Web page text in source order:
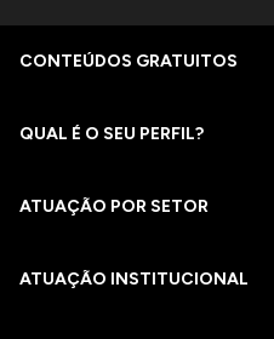
CONTEÚDOS GRATUITOS
QUAL É O SEU PERFIL?
ATUAÇÃO POR SETOR
ATUAÇÃO INSTITUCIONAL